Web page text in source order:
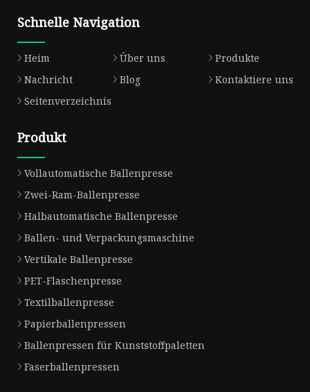
Schnelle Navigation
Heim Über uns
Produkte
Nachricht
Blog
Kontaktiere uns
Seitenverzeichnis
Produkt
Vollautomatische Ballenpresse
Zwei-Ram-Ballenpresse
Halbautomatische Ballenpresse
Ballen- und Verpackungsmaschine
Vertikale Ballenpresse
PET-Flaschenpresse
Textilballenpresse
Papierballenpressen
Ballenpressen für Kunststoffpaletten
Faserballenpressen